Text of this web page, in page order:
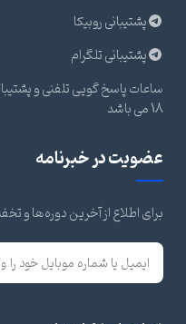
پشتیبانی روبیکا
پشتیبانی تلگرام
18 می باشد
عضویت در خبرنامه
برای اطلاع از آخرین دوره‌ها و